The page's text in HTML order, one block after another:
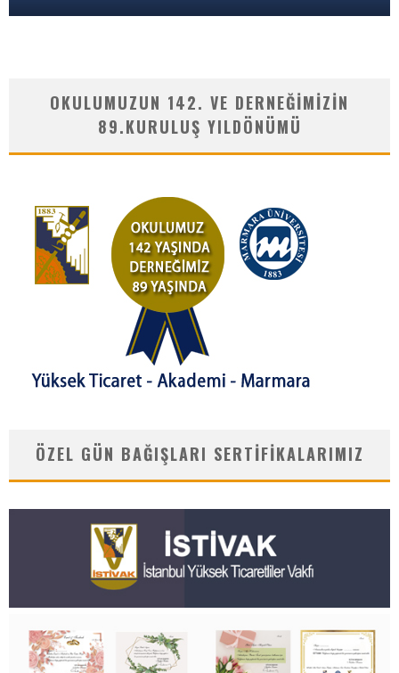
OKULUMUZUN 142. VE DERNEĞIMIZIN
89.KURULUŞ YILDÖNÜMÜ
ÖZEL GÜN BAĞIŞLARI SERTIFIKALARIMIZ